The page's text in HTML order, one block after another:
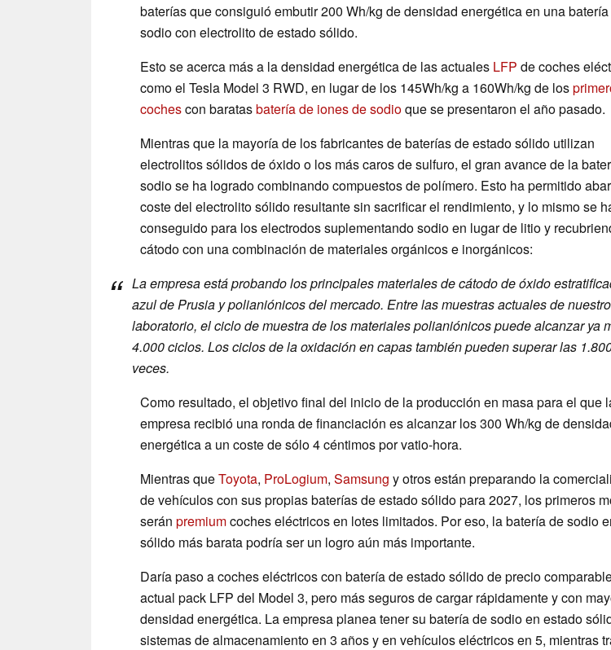
baterías que consiguió embutir 200 Wh/kg de densidad energética en una
sodio con electrolito de estado sólido.
Esto se acerca más a la densidad energética de las actuales LFP de coches
como el Tesla Model 3 RWD, en lugar de los 145Wh/kg a 160Wh/kg de los
cochescon baratasbatería de iones de sodioque se presentaron el año pasado.
Mientras que la mayoría de los fabricantes de baterías de estado sólido utilizan
electrolitos sólidos de óxido o los más caros de sulfuro, el gran avance de la
sodio se ha logrado combinando compuestos de polímero. Esto ha permitido
coste del electrolito sólido resultante sin sacrificar el rendimiento, y lo mismo se
conseguido para los electrodos suplementando sodio en lugar de litio y
cátodo con una combinación de materiales orgánicos e inorgánicos:
La empresa está probando los principales materiales de cátodo de óxido
azul de Prusia y polianiónicos del mercado. Entre las muestras actuales de nuestro
laboratorio, el ciclo de muestra de los materiales polianiónicos puede alcanzar ya
4.000 ciclos. Los ciclos de la oxidación en capas también pueden superar las
veces.
Como resultado, el objetivo final del inicio de la producción en masa para el que
empresa recibió una ronda de financiación es alcanzar los 300 Wh/kg de
energética a un coste de sólo 4 céntimos por vatio-hora.
Mientras queToyota, ProLogium, Samsung y otros están preparando la
de vehículos con sus propias baterías de estado sólido para 2027, los primeros
serán premiumcoches eléctricos en lotes limitados. Por eso, la batería de sodio
sólido más barata podría ser un logro aún más importante.
Daría paso a coches eléctricos con batería de estado sólido de precio
actual pack LFP del Model 3, pero más seguros de cargar rápidamente y con
densidad energética. La empresa planea tener su batería de sodio en estado
sistemas de almacenamiento en 3 años y en vehículos eléctricos en 5, mientras